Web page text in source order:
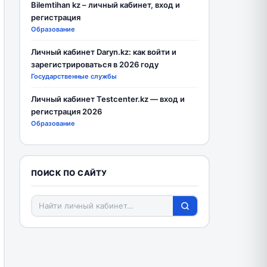
Bilemtihan kz – личный кабинет, вход и
регистрация
Образование
Личный кабинет Daryn.kz: как войти и
зарегистрироваться в 2026 году
Государственные службы
Личный кабинет Testcenter.kz — вход и
регистрация 2026
Образование
ПОИСК ПО САЙТУ